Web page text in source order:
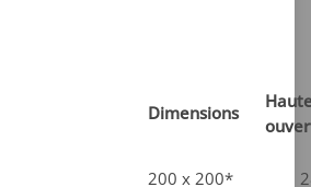
Dimensions
200 x 200*